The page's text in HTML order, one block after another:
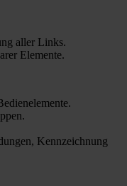
aller Links.
Elemente.
Kennzeichnung